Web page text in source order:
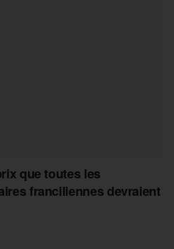
que toutes les
franciliennes devraient